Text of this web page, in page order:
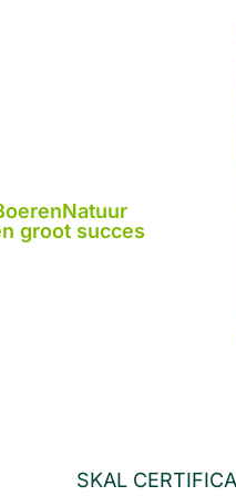
groot succes
SKAL